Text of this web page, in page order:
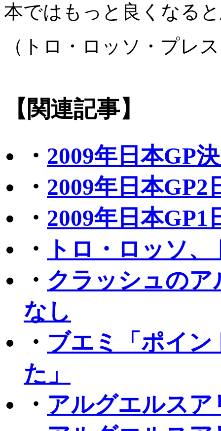
本ではもっと良くなる
（トロ・ロッソ・プレ
【関連記事】
・ 2009年日本GP
・ 2009年日本
・ 2009年日本
・
トロ・ロッソ
・ クラッシュの
なし
・ ブエミ「ポイ
た」
・ アルグエルス